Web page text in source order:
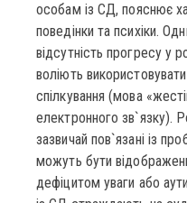
особам із СД, пояснює
поведінки та психіки.
відсутність прогресу у
воліють
спілкування (мова
електронного зв`язку).
зазвичай пов`язані із
можуть бути
дефіцитом уваги або